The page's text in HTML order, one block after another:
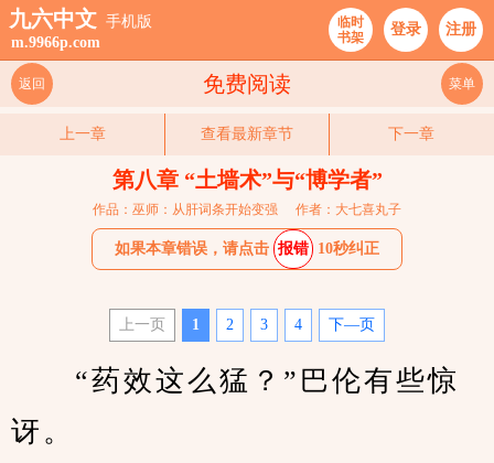
九六中文 手机版
m.9966p.com
临时
书架
登录 注册
免费阅读
返回 菜单
上一章 查看最新章节 下一章
第八章 “土墙术”与“博学者”
作品：巫师：从肝词条开始变强 作者：大七喜丸子
如果本章错误，请点击 报错 10秒纠正
上一页 1 2 3 4 下—页
“药效这么猛？”巴伦有些惊
讶。